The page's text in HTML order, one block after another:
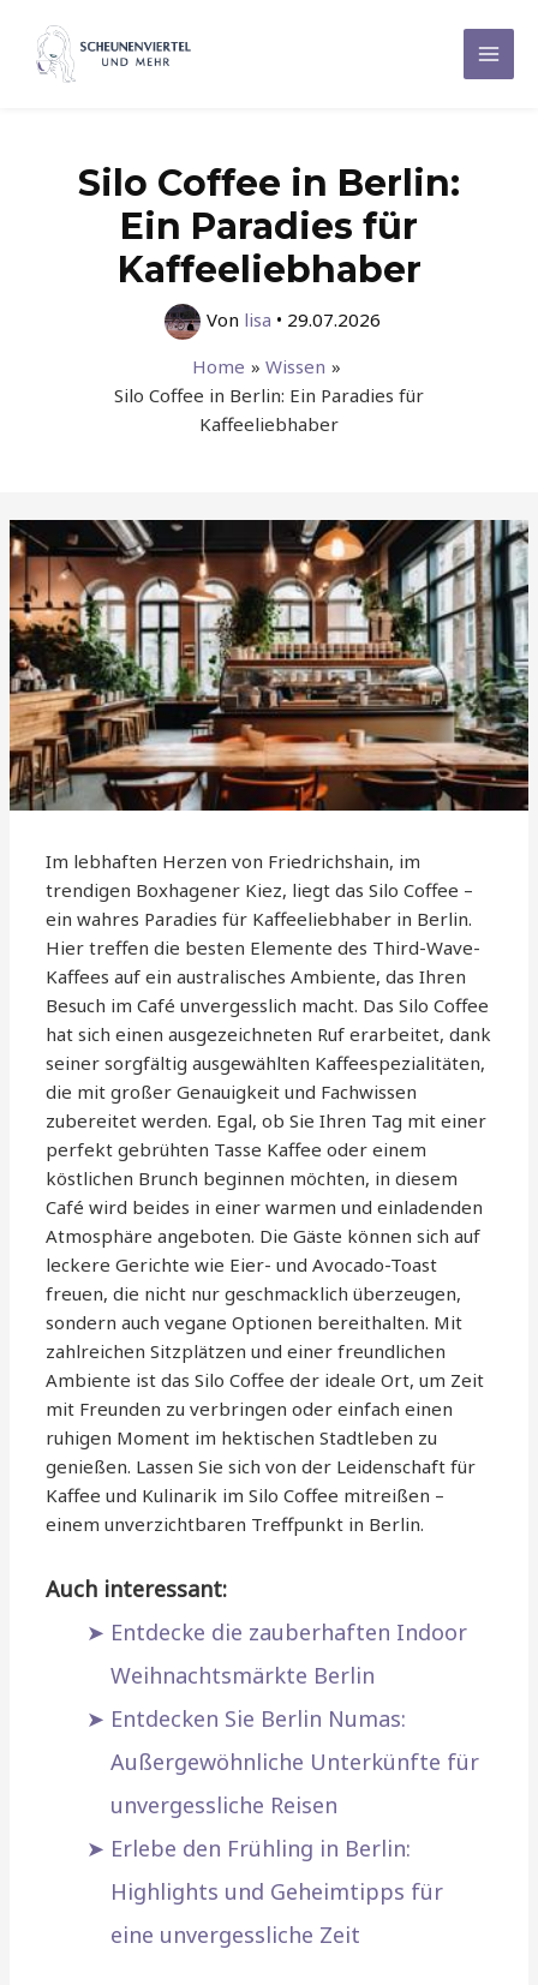
Inhalt
springen
Main
Silo Coffee in Berlin:
Ein Paradies für
Kaffeeliebhaber
Von lisa • 29.07.2026
Home
Wissen
Silo Coffee in Berlin: Ein Paradies für
Kaffeeliebhaber
Im lebhaften Herzen von Friedrichshain, im
trendigen Boxhagener Kiez, liegt das Silo Coffee –
ein wahres Paradies für Kaffeeliebhaber in Berlin.
Hier treffen die besten Elemente des Third-Wave-
Kaffees auf ein australisches Ambiente, das Ihren
Besuch im Café unvergesslich macht. Das Silo Coffee
hat sich einen ausgezeichneten Ruf erarbeitet, dank
seiner sorgfältig ausgewählten Kaffeespezialitäten,
die mit großer Genauigkeit und Fachwissen
zubereitet werden. Egal, ob Sie Ihren Tag mit einer
perfekt gebrühten Tasse Kaffee oder einem
köstlichen Brunch beginnen möchten, in diesem
Café wird beides in einer warmen und einladenden
Atmosphäre angeboten. Die Gäste können sich auf
leckere Gerichte wie Eier- und Avocado-Toast
freuen, die nicht nur geschmacklich überzeugen,
sondern auch vegane Optionen bereithalten. Mit
zahlreichen Sitzplätzen und einer freundlichen
Ambiente ist das Silo Coffee der ideale Ort, um Zeit
mit Freunden zu verbringen oder einfach einen
ruhigen Moment im hektischen Stadtleben zu
genießen. Lassen Sie sich von der Leidenschaft für
Kaffee und Kulinarik im Silo Coffee mitreißen –
einem unverzichtbaren Treffpunkt in Berlin.
Auch interessant:
Entdecke die zauberhaften Indoor
Weihnachtsmärkte Berlin
Entdecken Sie Berlin Numas:
Außergewöhnliche Unterkünfte für
unvergessliche Reisen
Erlebe den Frühling in Berlin:
Highlights und Geheimtipps für
eine unvergessliche Zeit